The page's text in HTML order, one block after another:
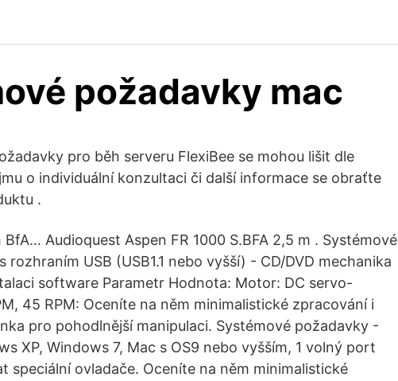
požadavky mac
pro běh serveru FlexiBee se mohou lišit dle
o individuální konzultaci či další informace se obraťte
.
Audioquest Aspen FR 1000 S.BFA 2,5 m . Systémové
rozhraním USB (USB1.1 nebo vyšší) - CD/DVD mechanika
software Parametr Hodnota: Motor: DC servo-
45 RPM: Oceníte na něm minimalistické zpracování i
pro pohodlnější manipulaci. Systémové požadavky -
XP, Windows 7, Mac s OS9 nebo vyšším, 1 volný port
speciální ovladače. Oceníte na něm minimalistické